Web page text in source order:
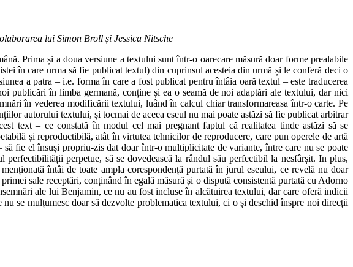
lui Simon Broll și Jessica Nitsche
Prima și a doua versiune a textului sunt într-o oarecare măsură doar forme prealabile
în care urma să fie publicat textul) din cuprinsul acesteia din urmă și le conferă deci o
a patra – i.e. forma în care a fost publicat pentru întâia oară textul – este traducerea
publicări în limba germană, conține și ea o seamă de noi adaptări ale textului, dar nici
în vederea modificării textului, luând în calcul chiar transformareasa într-o carte. Pe
autorului textului, și tocmai de aceea eseul nu mai poate astăzi să fie publicat arbitrar
text – ce constată în modul cel mai pregnant faptul că realitatea tinde astăzi să se
și reproductibilă, atât în virtutea tehnicilor de reproducere, care pun operele de artă
fie el însuși propriu-zis dat doar într-o multiplicitate de variante, între care nu se poate
perpetue, să se dovedească la rândul său perfectibil la nesfârșit. In plus,
întâi de toate ampla corespondență purtată în jurul eseului, ce revelă nu doar
sale receptări, conținând în egală măsură și o dispută consistentă purtată cu Adorno
ale lui Benjamin, ce nu au fost incluse în alcătuirea textului, dar care oferă indicii
se mulțumesc doar să dezvolte problematica textului, ci o și deschid înspre noi direcții